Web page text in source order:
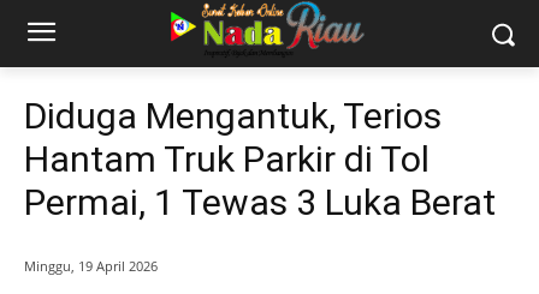
Diduga Mengantuk, Terios
Hantam Truk Parkir di Tol
Permai, 1 Tewas 3 Luka Berat
Minggu, 19 April 2026